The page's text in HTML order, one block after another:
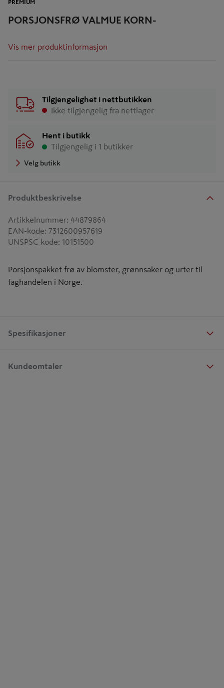
PORSJONSFRØ VALMUE KORN-
PREMIUM
Vis mer produktinformasjon
Tilgjengelighet i nettbutikken
Ikke tilgjengelig fra nettlager
Hent i butikk
Tilgjengelig i 1 butikker
Velg butikk
Produktbeskrivelse
Artikkelnummer: 44879864
EAN-kode: 7312600957619
UNSPSC kode: 10151500
Porsjonspakket frø av blomster, grønnsaker og urter til
faghandelen i Norge.
Spesifikasjoner
Kundeomtaler